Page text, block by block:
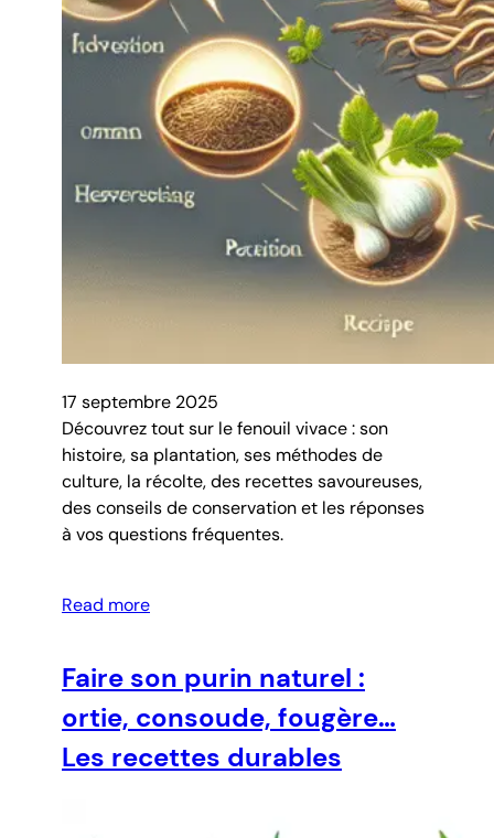
17 septembre 2025
Découvrez tout sur le fenouil vivace : son
histoire, sa plantation, ses méthodes de
culture, la récolte, des recettes savoureuses,
des conseils de conservation et les réponses
à vos questions fréquentes.
Read more
Faire son purin naturel :
ortie, consoude, fougère…
Les recettes durables